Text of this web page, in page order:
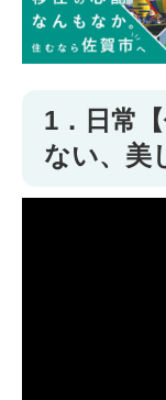
1．日常
ない、美